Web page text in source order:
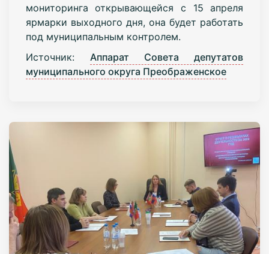
мониторинга открывающейся с 15 апреля
ярмарки выходного дня, она будет работать
под муниципальным контролем.
Источник: Аппарат Совета депутатов
муниципального округа Преображенское